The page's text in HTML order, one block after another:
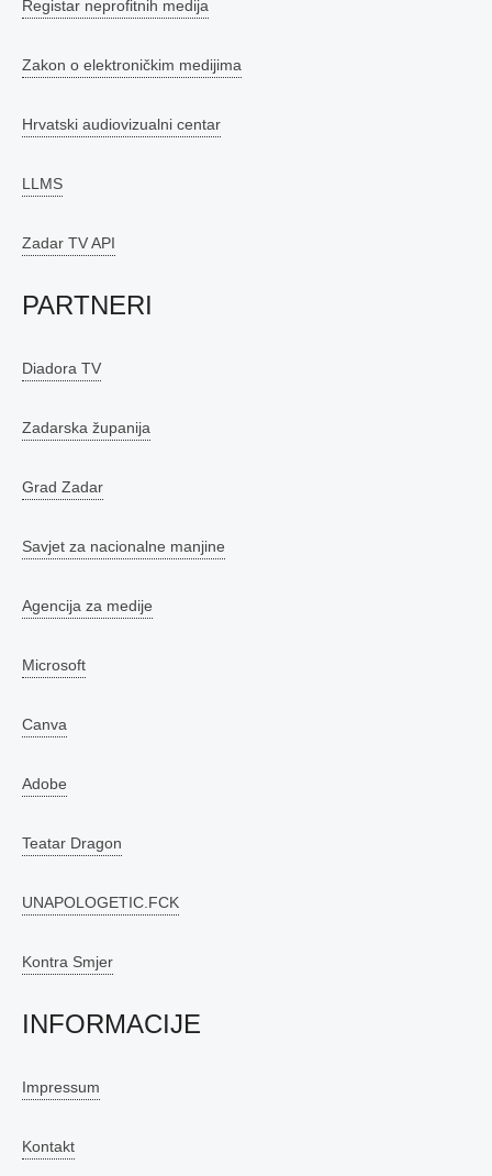
Registar neprofitnih medija
Zakon o elektroničkim medijima
Hrvatski audiovizualni centar
LLMS
Zadar TV API
PARTNERI
Diadora TV
Zadarska županija
Grad Zadar
Savjet za nacionalne manjine
Agencija za medije
Microsoft
Canva
Adobe
Teatar Dragon
UNAPOLOGETIC.FCK
Kontra Smjer
INFORMACIJE
Impressum
Kontakt